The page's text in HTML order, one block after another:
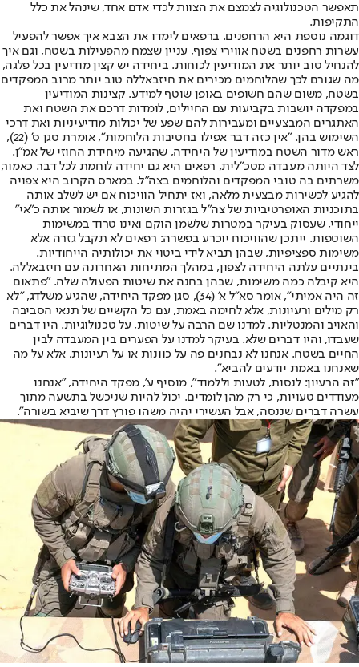
תאפשר הטכנולוגיה לצמצם את הצוות לכדי אדם אחד, שינהל את כלל
התקיפות.
דוגמה נוספת היא הרחפנים. ברפאים לימדו את הצבא איך אפשר להפעיל
עשרות רחפנים בשטח אווירי צפוף, עניין שצמח מהפעילות בשטח, וגם איך
להנחיל טוב יותר את המודיעין לכוחות. ביחידה יש קצין מודיעין בכל פלגה,
מה שגורם לכך שהלוחמים מכירים את חיזבאללה טוב יותר מרוב המפקדים
בשטח, משום שהם חשופים באופן שוטף למידע. קצינות המודיעין
במפקדה יושבות בקביעות עם החיילים, לומדות דרכם את השטח ואת
האתגרים המבצעיים ומעבירות להם שפע של יכולות מודיעיניות ואת דרכי
השימוש בהן. "אין כזה דבר אפילו בחטיבות הלוחמות", אומרת סגן ס' (22),
ראש מדור השטח במודיעין של היחידה, שהגיעה מיחידת החוזי של אמ"ן.
לצד היותה מעבדה מטכ"לית, רפאים היא גם יחידה לוחמת לכל דבר. כאמור,
משרתים בה טובי המפקדים והלוחמים בצה"ל. במארס הקרוב היא צפויה
להגיע לכשירות מבצעית מלאה, ואז יתחיל הוויכוח אם יש לשלב אותה
בתוכניות האופרטיביות של צה"ל בגזרות השונות, או לשמור אותה כ"אי"
ייחודי, שעסוק בעיקר במטרות שלשמן הוקם ואינו טרוד במשימות
השוטפות. ייתכן שהוויכוח יוכרע בפשרה: רפאים לא תקבל גזרה אלא
משימות ספציפיות, שבהן תביא לידי ביטוי את יכולותיה הייחודיות.
בינתיים עלתה היחידה לצפון, במהלך המתיחות האחרונה עם חיזבאללה.
היא קיבלה כמה משימות, שבהן בחנה את שיטות הפעולה שלה. "פתאום
זה היה אמיתי", אומר סא"ל א' (34), סגן מפקד היחידה, שהגיע משלדג, "לא
רק מילים ורעיונות, אלא לחימה באמת, עם כל הקשיים של תנאי הסביבה
והאויב והמנטליות. למדנו שם הרבה על שיטות, על טכנולוגיות. היו דברים
שעבדו, והיו דברים שלא. בעיקר למדנו על הפערים בין המעבדה לבין
החיים בשטח. אנחנו לא נבחנים פה על כוונות או על רעיונות, אלא על מה
שאנחנו באמת יודעים להביא".
"זה הרעיון: לנסות, לטעות וללמוד", מוסיף ע', מפקד היחידה, "אנחנו
מעודדים טעויות, כי רק מהן לומדים. יכול להיות שניכשל בתשעה מתוך
עשרה דברים שננסה, אבל העשירי יהיה משהו פורץ דרך שיביא בשורה".